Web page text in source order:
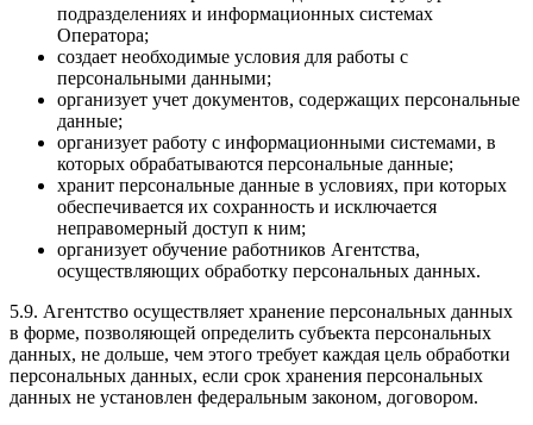
подразделениях и информационных системах
Оператора;
создает необходимые условия для работы с
персональными данными;
организует учет документов, содержащих персональные
данные;
организует работу с информационными системами, в
которых обрабатываются персональные данные;
хранит персональные данные в условиях, при которых
обеспечивается их сохранность и исключается
неправомерный доступ к ним;
организует обучение работников Агентства,
осуществляющих обработку персональных данных.
5.9. Агентство осуществляет хранение персональных данных
в форме, позволяющей определить субъекта персональных
данных, не дольше, чем этого требует каждая цель обработки
персональных данных, если срок хранения персональных
данных не установлен федеральным законом, договором.